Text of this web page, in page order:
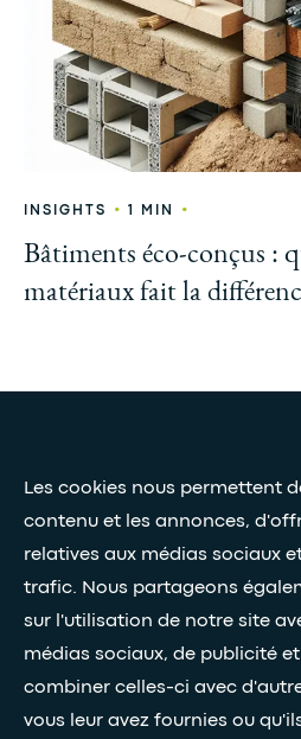
Les cookies nous permettent
contenu et les annonces,
relatives aux médias sociaux
trafic. Nous partageons
sur l'utilisation de notre site
médias sociaux, de publicité
combiner celles-ci avec
vous leur avez fournies ou
INSIGHTS • 1 MIN •
Bâtiments éco-conçus :
matériaux fait la
Nos livres blancs
Inscription à la newsletter
SUIVEZ-NOUS•